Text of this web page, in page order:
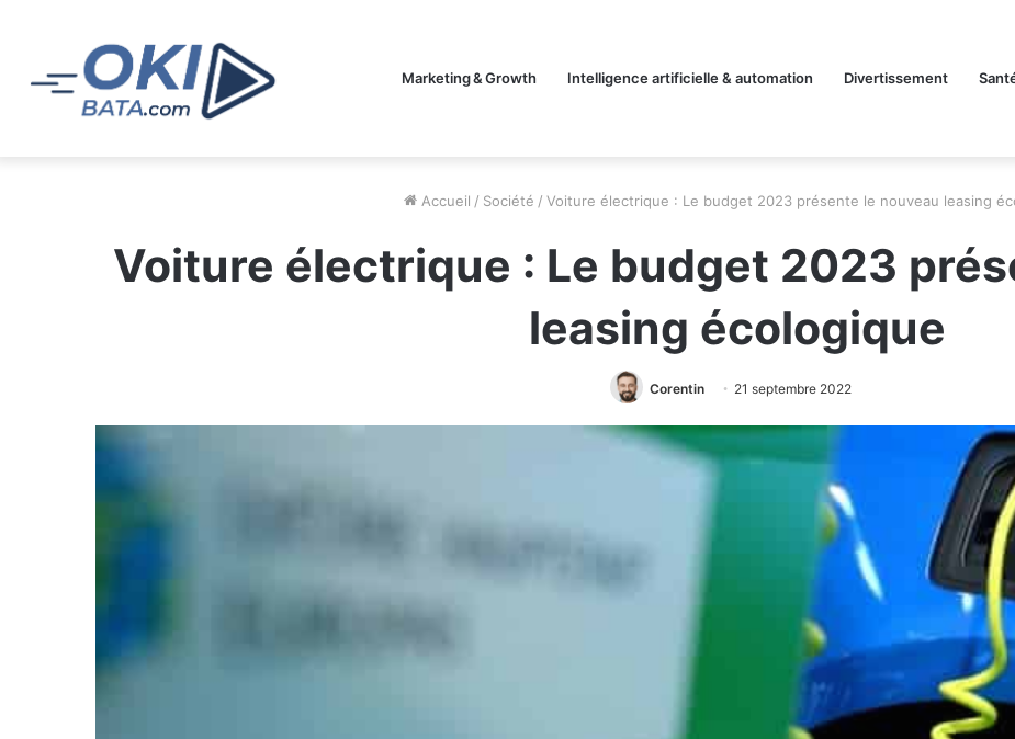
Marketing & Growth Intelligence artificielle & automation Divertissement
Accueil / Société / Voiture électrique : Le budget 2023 présente le nouveau leasing
Voiture électrique : Le budget 2023
leasing écologique
Corentin 21 septembre 2022